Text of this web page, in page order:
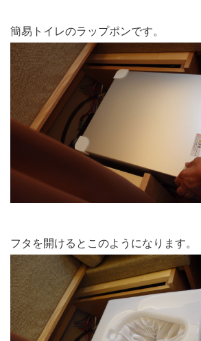
簡易トイレのラップポンです。
フタを開けるとこのようになります。